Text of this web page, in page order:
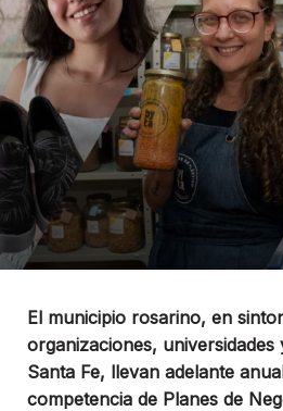
El municipio rosarino, en
organizaciones, universidades
Santa Fe, llevan adelante
competencia de Planes de